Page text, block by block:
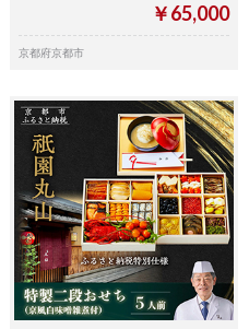
￥65,000
京都府京都市